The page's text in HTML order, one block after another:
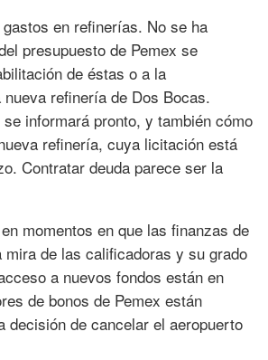
en refinerías. No se ha
presupuesto de Pemex se
de éstas o a la
refinería de Dos Bocas.
informará pronto, y también cómo
refinería, cuya licitación está
Contratar deuda parece ser la
momentos en que las finanzas de
mira de las calificadoras y su grado
a nuevos fondos están en
de bonos de Pemex están
decisión de cancelar el aeropuerto